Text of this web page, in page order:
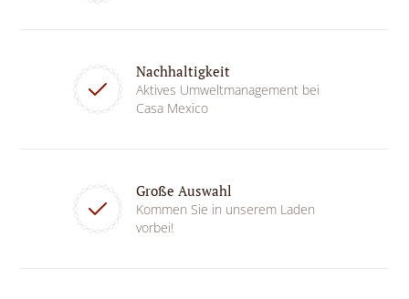
Nachhaltigkeit
Aktives Umweltmanagement bei
Casa Mexico
Große Auswahl
Kommen Sie in unserem Laden
vorbei!